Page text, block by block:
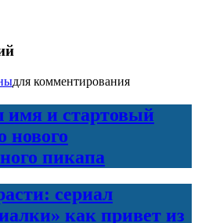
для комментирования
имя и стартовый
нового
пикапа
сериал
как привет из